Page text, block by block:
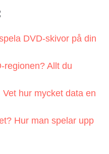
DVD-skivor på din
regionen? Allt du
hur mycket data en
Hur man spelar upp